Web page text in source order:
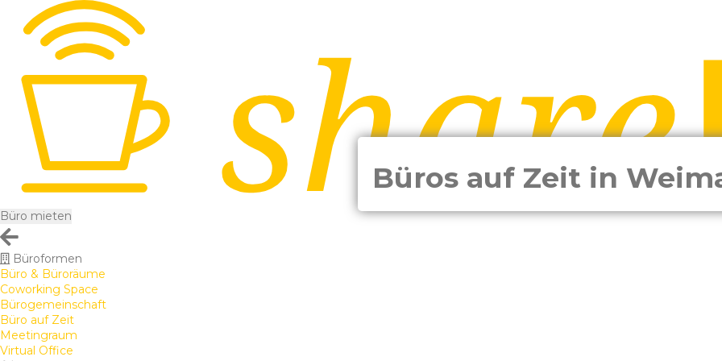
Büro mieten
Büroformen
Büro & Büroräume
Coworking Space
Bürogemeinschaft
Büro auf Zeit
Meetingraum
Virtual Office
Büros auf Zeit in